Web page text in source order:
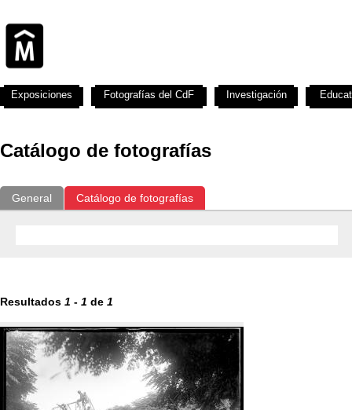
Catálogo de fotografías
General Catálogo de fotografías
Resultados 1 - 1 de 1
Exposiciones Fotografías del CdF Investigación